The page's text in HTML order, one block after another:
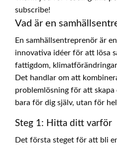
subscribe!
Vad är en
En samhällsentreprenör är
innovativa idéer för att lösa
fattigdom,
Det handlar om att
problemlösning för att
bara för dig själv, utan för
Steg 1: Hitta ditt varför
Det första steget för att bli